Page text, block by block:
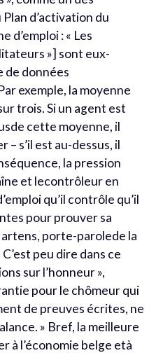
d’activation du
d’emploi : « Les
»] sont eux-
de données
exemple, la moyenne
trois. Si un agent est
cette moyenne, il
– s’il est au-dessus, il
la pression
et lecontrôleur en
qu’il contrôle qu’il
pour prouver sa
porte-parolede la
peu dire dans ce
sur l’honneur »,
pour le chômeur qui
de preuves écrites, ne
» Bref, la meilleure
à l’économie belge età